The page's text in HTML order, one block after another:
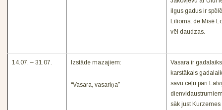
ilgus gadus ir
Lilioms, de Misē
vēl daudzas.
14.07. – 31.07. Izstāde mazajiem:
“Vasara, vasariņa”
Vasara ir
karstākais
savu ceļu pāri
sāk just